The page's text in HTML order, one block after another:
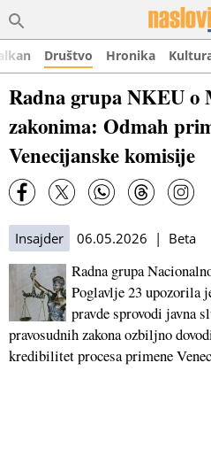
Društvo Hronika
Radna grupa NKEU o
zakonima: Odmah
Venecijanske komisije
Insajder 06.05.2026 | Beta
Radna grupa
Poglavlje 23 upozorila
pravde sprovodi javna
pravosudnih zakona ozbiljno
kredibilitet procesa primene